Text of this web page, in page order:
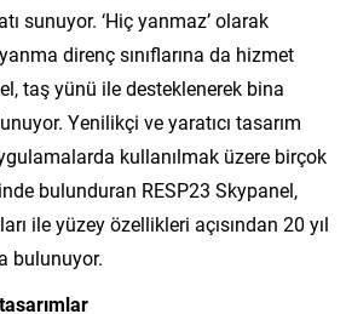
sunuyor. ‘Hiç yanmaz’ olarak
direnç sınıflarına da hizmet
taş yünü ile desteklenerek bina
Yenilikçi ve yaratıcı tasarım
kullanılmak üzere birçok
bulunduran RESP23 Skypanel,
ile yüzey özellikleri açısından 20 yıl
bulunuyor.